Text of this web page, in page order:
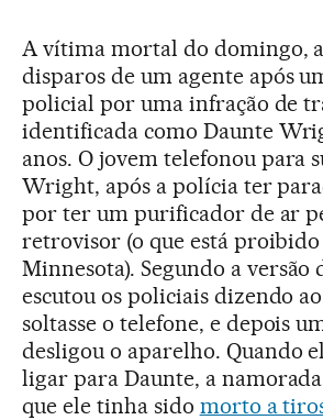
A vítima mortal do domingo,
disparos de um agente após
policial por uma infração de
identificada como Daunte
anos. O jovem telefonou para
Wright, após a polícia ter
por ter um purificador de ar
retrovisor (o que está
Minnesota). Segundo a versão
escutou os policiais dizendo
soltasse o telefone, e depois
desligou o aparelho. Quando
ligar para Daunte, a
que ele tinha sido morto a